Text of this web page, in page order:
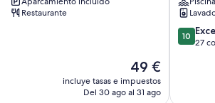
Restaurante
El
precio
actual
49 €
incluye tasas e impuestos
Del 30 ago al 31 ago
by
10.0
sobre
10
27